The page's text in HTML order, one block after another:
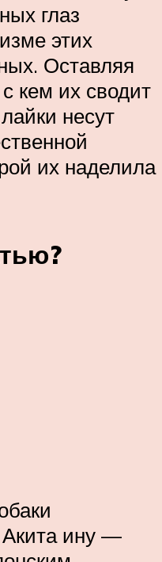
глаз
этих
Оставляя
кем их сводит
несут
их наделила
ину —